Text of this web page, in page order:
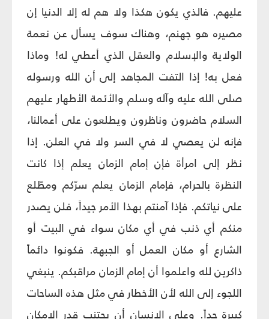
عليهم. فالذي يكون هكذا ولا هم له إلا الدنيا إن
مصيره هو جهنم، وهناك سوف يسأل عن نعمة
الولاية والإسلام والعقل الذي أعطي له! وماذا
فعل به! إذا التفت المجاهد إلى أن الله ورسوله
صلى الله عليه وآله وسلم والأئمة الأطهار عليهم
السلام حاضرون وناظرون ويطلعون على أعمالنا،
فإنه لن يعصي لا في السر ولا في العلن. إذا
نظر إلى امرأة فإن إمام الزمان يعلم إذا كانت
النظرة بالحرام، فإمام الزمان يعلم سرّكم ومطّلع
على نياتكم. فإذا آمنتم بهذا الأمر جيداً، فلن يصدر
منكم أي ذنب في أي مكان سواء في البيت أو
الشارع أو مكان العمل أو الجبهة. فكونوا دائماً
ذاكرين لله واعلموا أن إمام الزمان مراقبكم. ينبغي
اللجوء إلى الله لأن الأخطار في مثل هذه الساحات
كبيرة جداً. وعلى الإنسان أن يجتنب قدر الإمكان